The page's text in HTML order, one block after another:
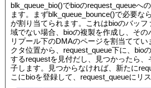
blk_queue_bio()でbioのrequest_queueへ
ます。まずblk_queue_bounce()で必要な
が割り当てられます。これはbioのバッ
域でない場合、bioの複製を作成し、その
リプール下のDMAのページを割当ててい
クタ位置から、request_queue下に、bio
するrequestを見付だし、見つかったら、
子します。見つからなければ、新たに
こにbioを登録して、request_queueにリス